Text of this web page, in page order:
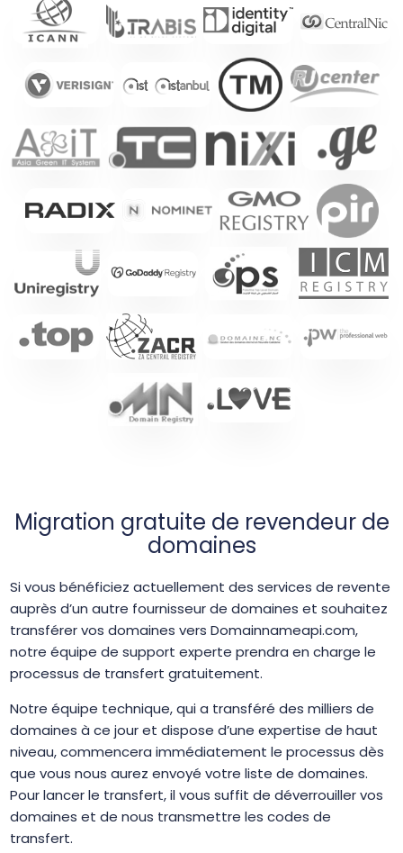
Migration gratuite de revendeur de
domaines
Si vous bénéficiez actuellement des services de revente
auprès d’un autre fournisseur de domaines et souhaitez
transférer vos domaines vers Domainnameapi.com,
notre équipe de support experte prendra en charge le
processus de transfert gratuitement.
Notre équipe technique, qui a transféré des milliers de
domaines à ce jour et dispose d’une expertise de haut
niveau, commencera immédiatement le processus dès
que vous nous aurez envoyé votre liste de domaines.
Pour lancer le transfert, il vous suffit de déverrouiller vos
domaines et de nous transmettre les codes de
transfert.